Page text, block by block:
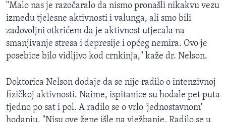
Jezici
"Malo nas je razočaralo da nismo pronašli nikakvu vezu
između tjelesne aktivnosti i valunga, ali smo bili
zadovoljni otkrićem da je aktivnost utjecala na
smanjivanje stresa i depresije i općeg nemira. Ovo je
posebice bilo vidljivo kod crnkinja," kaže dr. Nelson.
Doktorica Nelson dodaje da se nije radilo o intenzivnoj
fizičkoj aktivnosti. Naime, ispitanice su hodale pet puta
tjedno po sat i pol. A radilo se o vrlo 'jednostavnom'